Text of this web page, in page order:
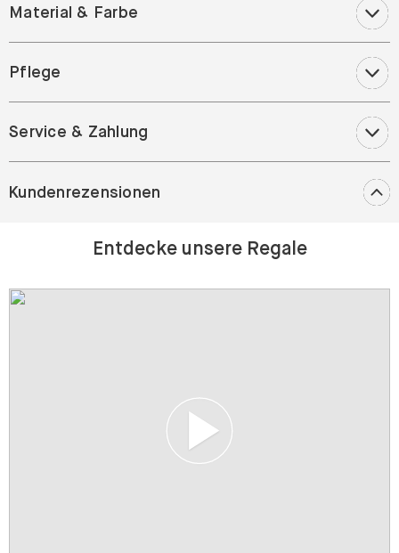
Material & Farbe
Pflege
Service & Zahlung
Kundenrezensionen
Entdecke unsere Regale